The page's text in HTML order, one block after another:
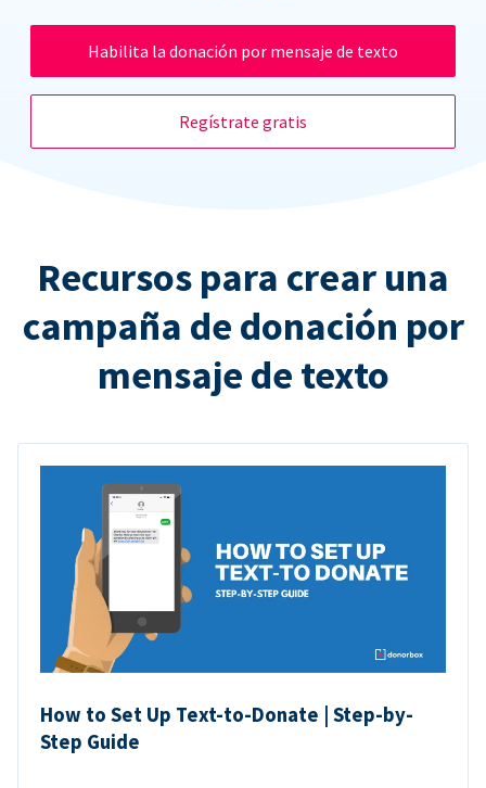
Habilita la donación por mensaje de texto
Regístrate gratis
Recursos para crear una
campaña de donación por
mensaje de texto
How to Set Up Text-to-Donate | Step-by-
Step Guide